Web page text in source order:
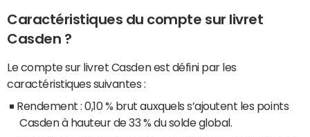
Caractéristiques du compte sur livret
Casden ?
Le compte sur livret Casden est défini par les
caractéristiques suivantes :
Rendement : 0,10 % brut auxquels s’ajoutent les points
Casden à hauteur de 33 % du solde global.